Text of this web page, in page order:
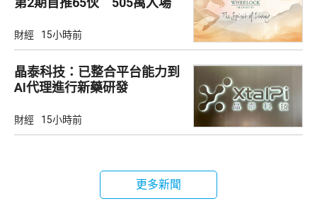
財經 15小時前
晶泰科技：已整合平台能力到
AI代理進行新藥研發
財經 15小時前
更多新聞